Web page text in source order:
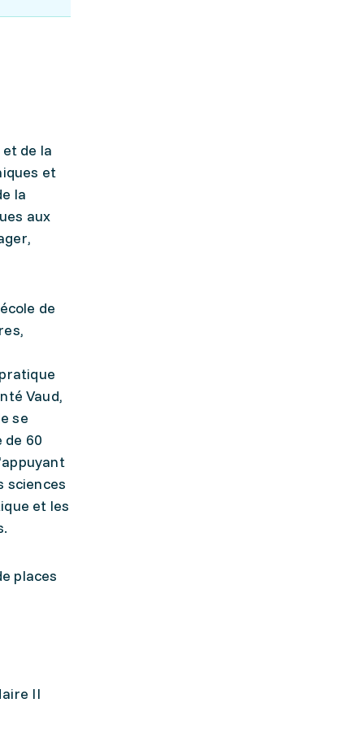
de la
et
la
aux
de
Vaud,
se
de 60
sciences
et les
places
II